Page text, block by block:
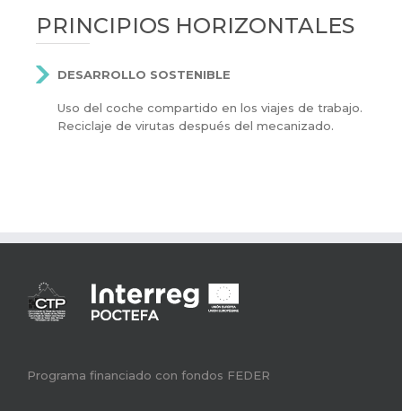
PRINCIPIOS HORIZONTALES
DESARROLLO SOSTENIBLE
Uso del coche compartido en los viajes de trabajo.
Reciclaje de virutas después del mecanizado.
Programa financiado con fondos FEDER